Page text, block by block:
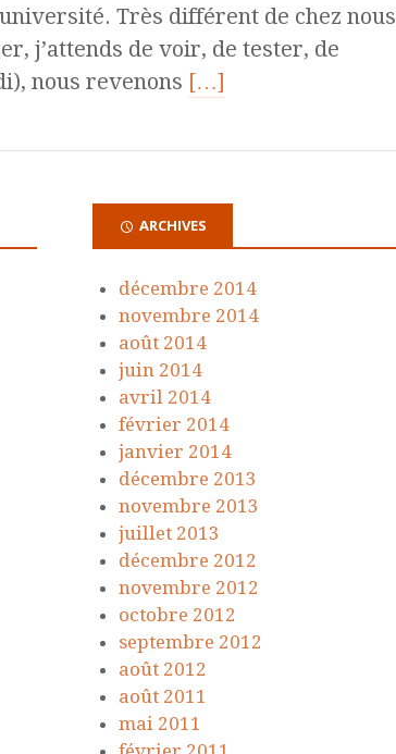
Très différent de chez nous
j’attends de voir, de tester, de
nous revenons […]
ARCHIVES
décembre 2014
novembre 2014
août 2014
juin 2014
avril 2014
février 2014
janvier 2014
décembre 2013
novembre 2013
juillet 2013
décembre 2012
novembre 2012
octobre 2012
septembre 2012
août 2012
août 2011
mai 2011